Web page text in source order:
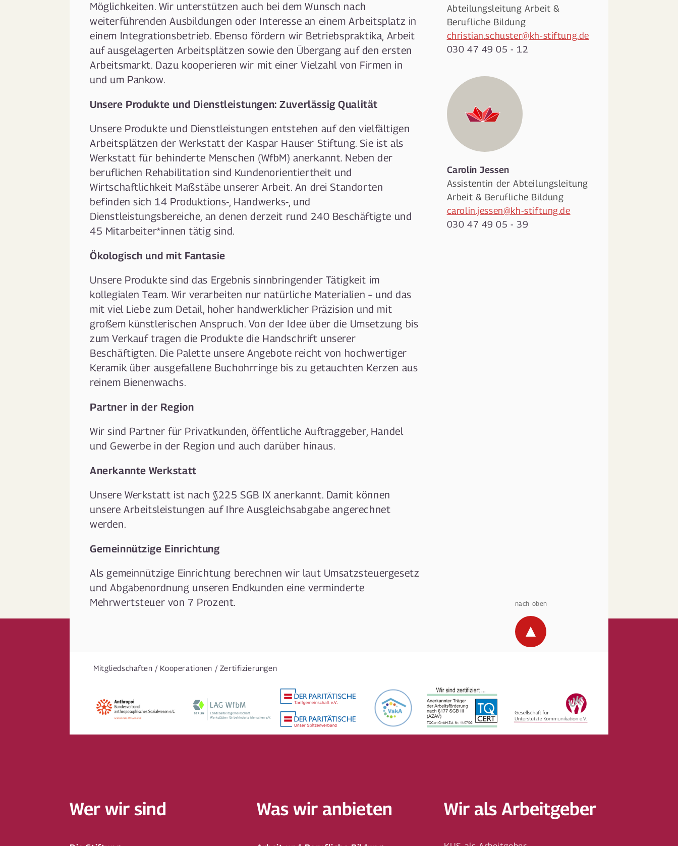
Möglichkeiten. Wir unterstützen auch bei dem Wunsch nach
weiterführenden Ausbildungen oder Interesse an einem Arbeitsplatz in
einem Integrationsbetrieb. Ebenso fördern wir Betriebspraktika, Arbeit
auf ausgelagerten Arbeitsplätzen sowie den Übergang auf den ersten
Arbeitsmarkt. Dazu kooperieren wir mit einer Vielzahl von Firmen in
und um Pankow.
Unsere Produkte und Dienstleistungen: Zuverlässig Qualität
Unsere Produkte und Dienstleistungen entstehen auf den vielfältigen
Arbeitsplätzen der Werkstatt der Kaspar Hauser Stiftung. Sie ist als
Werkstatt für behinderte Menschen (WfbM) anerkannt. Neben der
beruflichen Rehabilitation sind Kundenorientiertheit und
Wirtschaftlichkeit Maßstäbe unserer Arbeit. An drei Standorten
befinden sich 14 Produktions-, Handwerks-, und
Dienstleistungsbereiche, an denen derzeit rund 240 Beschäftigte und
45 Mitarbeiter*innen tätig sind.
Ökologisch und mit Fantasie
Unsere Produkte sind das Ergebnis sinnbringender Tätigkeit im
kollegialen Team. Wir verarbeiten nur natürliche Materialien – und das
mit viel Liebe zum Detail, hoher handwerklicher Präzision und mit
großem künstlerischen Anspruch. Von der Idee über die Umsetzung bis
zum Verkauf tragen die Produkte die Handschrift unserer
Beschäftigten. Die Palette unsere Angebote reicht von hochwertiger
Keramik über ausgefallene Buchohrringe bis zu getauchten Kerzen aus
reinem Bienenwachs.
Partner in der Region
Wir sind Partner für Privatkunden, öffentliche Auftraggeber, Handel
und Gewerbe in der Region und auch darüber hinaus.
Anerkannte Werkstatt
Unsere Werkstatt ist nach §225 SGB IX anerkannt. Damit können
unsere Arbeitsleistungen auf Ihre Ausgleichsabgabe angerechnet
werden.
Gemeinnützige Einrichtung
Als gemeinnützige Einrichtung berechnen wir laut Umsatzsteuergesetz
und Abgabenordnung unseren Endkunden eine verminderte
Mehrwertsteuer von 7 Prozent.
Abteilungsleitung Arbeit &
Berufliche Bildung
christian.schuster@kh-stiftung.de
030 47 49 05 - 12
Carolin Jessen
Assistentin der Abteilungsleitung
Arbeit & Berufliche Bildung
carolin.jessen@kh-stiftung.de
030 47 49 05 - 39
nach oben
Mitgliedschaften / Kooperationen / Zertifizierungen
Wer wir sind Was wir anbieten Wir als Arbeitgeber